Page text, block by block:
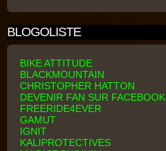
BLOGOLISTE
BIKE ATTITUDE
BLACKMOUNTAIN
CHRISTOPHER HATTON
DEVENIR FAN SUR FACEBOOK
FREERIDE4EVER
GAMUT
IGNIT
KALIPROTECTIVES